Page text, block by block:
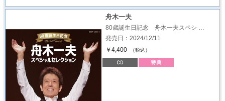
舟木一夫
80歳誕生日記念 舟木一夫スペシ …
発売日：2024/12/11
￥4,400
（税込）